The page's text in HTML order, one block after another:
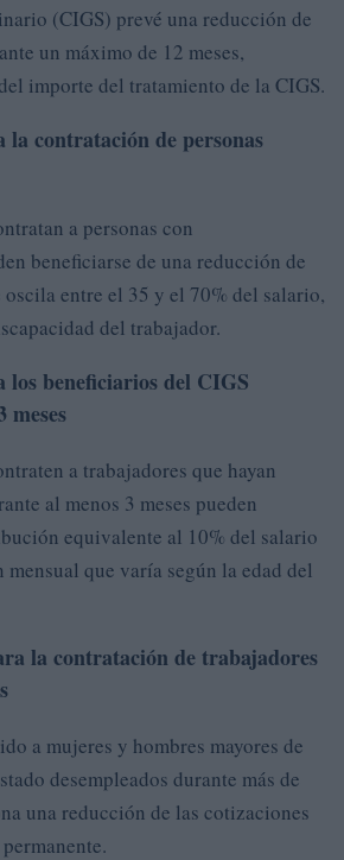
(CIGS) prevé una reducción de
un máximo de 12 meses,
importe del tratamiento de la CIGS.
la contratación de personas
a personas con
beneficiarse de una reducción de
entre el 35 y el 70% del salario,
del trabajador.
los beneficiarios del CIGS
meses
a trabajadores que hayan
al menos 3 meses pueden
equivalente al 10% del salario
que varía según la edad del
la contratación de trabajadores
a mujeres y hombres mayores de
desempleados durante más de
una reducción de las cotizaciones